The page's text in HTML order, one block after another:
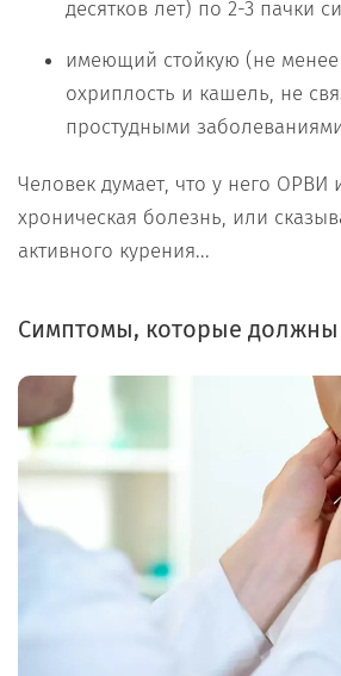
десятков лет) по 2-3 пачки
имеющий стойкую (не менее
охриплость и кашель, не
простудными
Человек думает, что у него ОРВИ
хроническая болезнь, или
активного курения...
Симптомы, которые должны